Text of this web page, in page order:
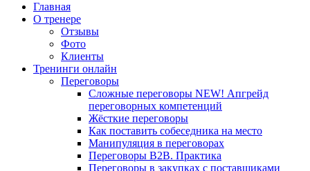
Главная
О тренере
Отзывы
Фото
Клиенты
Тренинги онлайн
Переговоры
Сложные переговоры NEW! Апгрейд
переговорных компетенций
Жёсткие переговоры
Как поставить собеседника на место
Манипуляция в переговорах
Переговоры B2B. Практика
Переговоры в закупках с поставщиками